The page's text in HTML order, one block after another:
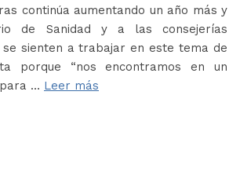
continúa aumentando un año más y
de Sanidad y a las consejerías
se sienten a trabajar en este tema de
porque “nos encontramos en un
… Leer más